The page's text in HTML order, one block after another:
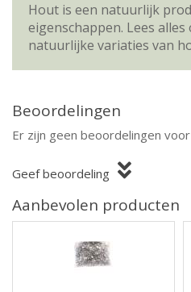
Hout is een natuurlijk
eigenschappen. Lees
natuurlijke variaties van
Beoordelingen
Er zijn geen beoordelingen
Geef beoordeling
Aanbevolen producten